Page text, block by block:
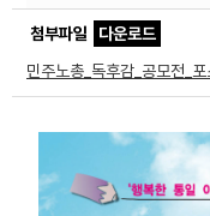
첨부파일
다운로드
민주노총_독후감_공모전_
노동상담
자료
부설기관